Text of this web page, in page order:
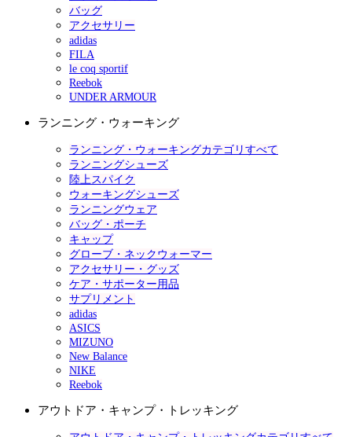
バッグ
アクセサリー
adidas
FILA
le coq sportif
Reebok
UNDER ARMOUR
ランニング・ウォーキング
ランニング・ウォーキングカテゴリすべて
ランニングシューズ
陸上スパイク
ウォーキングシューズ
ランニングウェア
バッグ・ポーチ
キャップ
グローブ・ネックウォーマー
アクセサリー・グッズ
ケア・サポーター用品
サプリメント
adidas
ASICS
MIZUNO
New Balance
NIKE
Reebok
アウトドア・キャンプ・トレッキング